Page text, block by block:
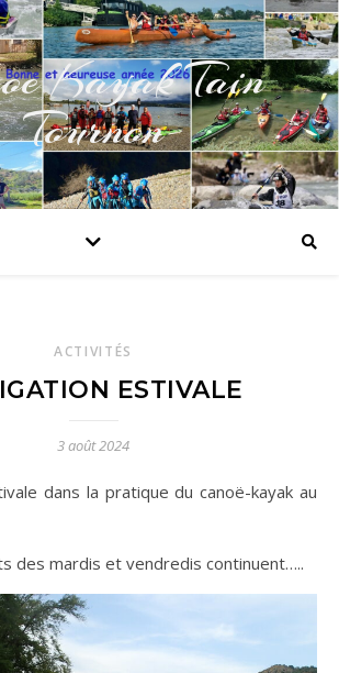
Kayak Tain
Tournon
ACTIVITÉS
ESTIVALE
3 août 2024
des mardis et vendredis continuent…..